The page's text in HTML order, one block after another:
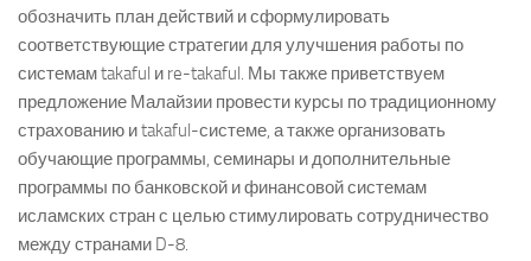
обозначить план действий и сформулировать
соответствующие стратегии для улучшения работы по
системам takaful и re-takaful. Мы также приветствуем
предложение Малайзии провести курсы по традиционному
страхованию и takaful-системе, а также организовать
обучающие программы, семинары и дополнительные
программы по банковской и финансовой системам
исламских стран с целью стимулировать сотрудничество
между странами D-8.